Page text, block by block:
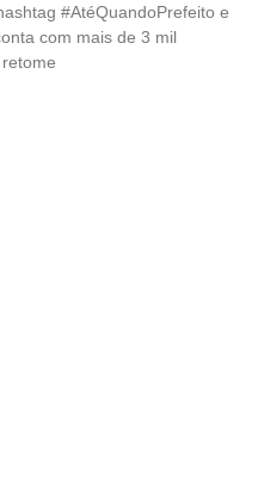
#AtéQuandoPrefeito e
com mais de 3 mil